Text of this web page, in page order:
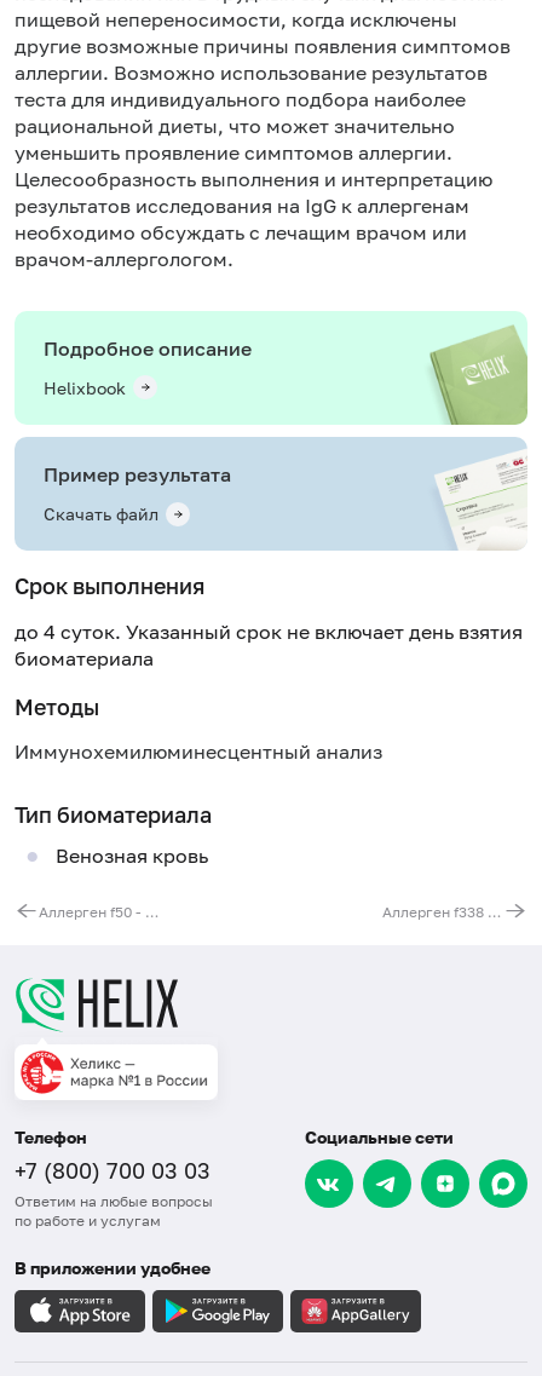
пищевой непереносимости, когда исключены
другие возможные причины появления симптомов
аллергии. Возможно использование результатов
теста для индивидуального подбора наиболее
рациональной диеты, что может значительно
уменьшить проявление симптомов аллергии.
Целесообразность выполнения и интерпретацию
результатов исследования на IgG к аллергенам
необходимо обсуждать с лечащим врачом или
врачом-аллергологом.
Подробное описание
Helixbook
Пример результата
Скачать файл
Срок выполнения
до 4 суток. Указанный срок не включает день взятия
биоматериала
Методы
Иммунохемилюминесцентный анализ
Тип биоматериала
Венозная кровь
Аллерген f50 - скумбрия, IgG Аллерген f338 - гребешок, IgG
Телефон
+7 (800) 700 03 03
Ответим на любые вопросы
по работе и услугам
Социальные сети
В приложении удобнее